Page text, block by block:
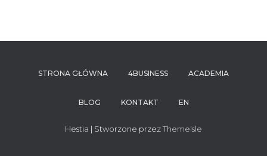
STRONA GŁÓWNA 4BUSINESS ACADEMIA
BLOG KONTAKT EN
Hestia | Stworzone przezThemeIsle